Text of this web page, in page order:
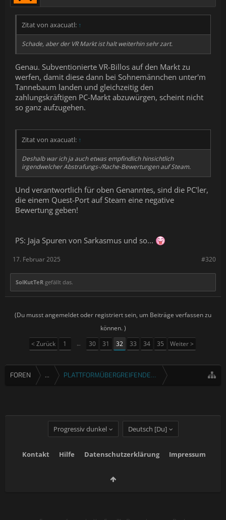
Zitat von axacuatl: ↑
Schade, aber der VR Markt ist halt weiterhin sehr zart.
Genau. Subventionierte VR-Billos auf den Markt zu
werfen, damit diese dann bei Sohnemännchen unter'm
Tannebaum landen und gleichzeitig den
zahlungskräftigen PC-Markt abzuwürgen, scheint nicht
so ganz aufzugehen.
Zitat von axacuatl: ↑
Deshalb war ich ja auch etwas empfindlich hinsichtlich
irgendwelcher Abstrafungs-/Rache-Bewertungen auf Steam.
Und verantwortlich für oben Genanntes, sind die PC'ler,
die einem Quest-Port auf Steam eine negative
Bewertung geben!
PS: Jaja Spuren von Sarkasmus und so...
#320
17. Februar 2025
SolKutTeR gefällt das.
(Du musst angemeldet oder registriert sein, um Beiträge verfassen zu
können. )
< Zurück
1 ← 30 31 32 33 34 35 Weiter >
FOREN ... PLATTFORMÜBERGREIFENDE SPIELE
Progressiv dunkel Deutsch [Du]
Kontakt Hilfe Datenschutzerklärung Impressum